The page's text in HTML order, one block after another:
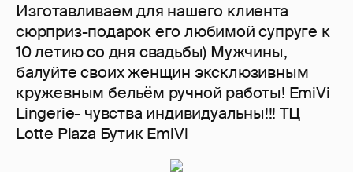
Изготавливаем для нашего клиента
сюрприз-подарок его любимой супруге к
10 летию со дня свадьбы) Мужчины,
балуйте своих женщин эксклюзивным
кружевным бельём ручной работы! EmiVi
Lingerie- чувства индивидуальны!!! ТЦ
Lotte Plaza Бутик EmiVi